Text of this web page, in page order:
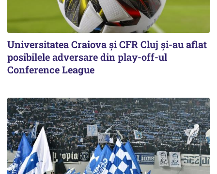
Universitatea Craiova și CFR Cluj și-au aflat
posibilele adversare din play-off-ul
Conference League